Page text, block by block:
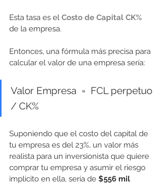
Esta tasa es el Costo de Capital CK%
de la empresa.
Entonces, una fórmula más precisa para
calcular el valor de una empresa sería:
Valor Empresa  =  FCL perpetuo
/ CK%
Suponiendo que el costo del capital de
tu empresa es del 23%, un valor más
realista para un inversionista que quiere
comprar tu empresa y asumir el riesgo
implícito en ella, sería de $556 mil